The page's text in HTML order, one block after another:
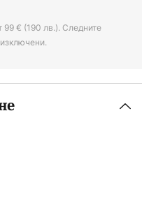
€ (190 лв.). Следните